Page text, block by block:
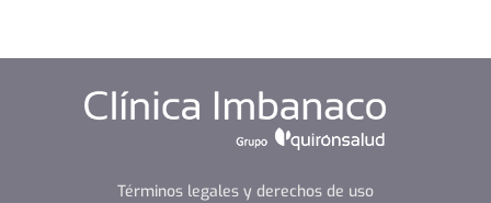
Términos legales y derechos de uso